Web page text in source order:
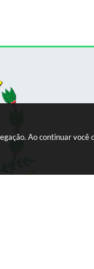
Ao continuar você